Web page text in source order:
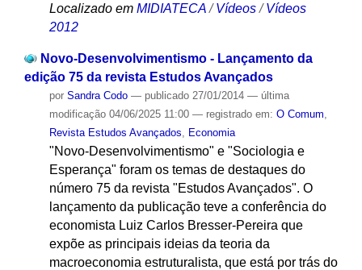
Localizado em MIDIATECA /Vídeos /Vídeos
2012
Novo-Desenvolvimentismo - Lançamento da
edição 75 da revista Estudos Avançados
por Sandra Codo — publicado27/01/2014 — última
modificação04/06/2025 11:00 — registrado em: O Comum
Revista Estudos Avançados
Economia
"Novo-Desenvolvimentismo" e "Sociologia e
Esperança" foram os temas de destaques do
número 75 da revista "Estudos Avançados". O
lançamento da publicação teve a conferência do
economista Luiz Carlos Bresser-Pereira que
expõe as principais ideias da teoria da
macroeconomia estruturalista, que está por trás do